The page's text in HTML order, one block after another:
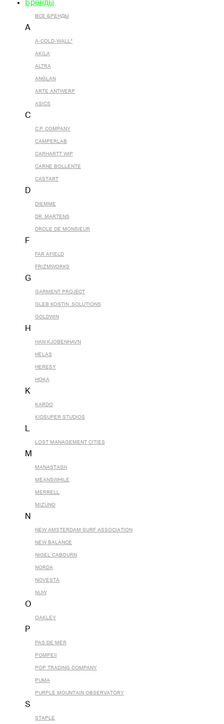
Бренды
ВСЕ БРЕНДЫ
A
A-COLD-WALL*
AKILA
ALTRA
ANGLAN
ARTE ANTWERP
ASICS
C
C.P. COMPANY
CAMPERLAB
CARHARTT WIP
CARNE BOLLENTE
CASTART
D
DIEMME
DR. MARTENS
DROLE DE MONSIEUR
F
FAR AFIELD
FRIZMWORKS
G
GARMENT PROJECT
GLEB KOSTIN .SOLUTIONS
GOLDWIN
H
HAN KJOBENHAVN
HELAS
HERESY
HOKA
K
KARDO
KIDSUPER STUDIOS
L
LOST MANAGEMENT CITIES
M
MANASTASH
MEANSWHILE
MERRELL
MIZUNO
N
NEW AMSTERDAM SURF ASSOCIATION
NEW BALANCE
NIGEL CABOURN
NORDA
NOVESTA
NUW
O
OAKLEY
P
PAS DE MER
POMPEII
POP TRADING COMPANY
PUMA
PURPLE MOUNTAIN OBSERVATORY
S
STAPLE